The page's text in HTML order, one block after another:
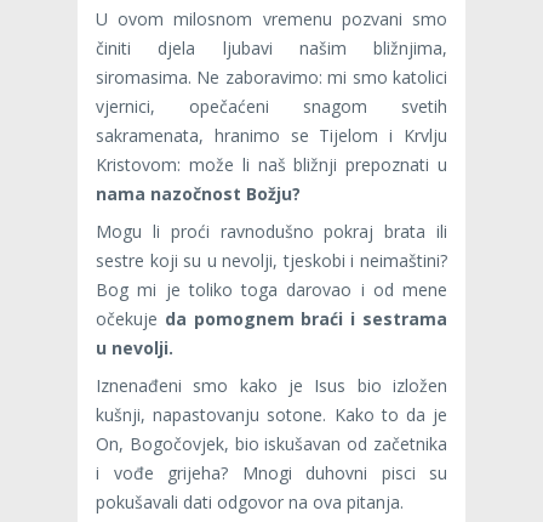
U ovom milosnom vremenu pozvani smo
činiti djela ljubavi našim bližnjima,
siromasima. Ne zaboravimo: mi smo katolici
vjernici, opečaćeni snagom svetih
sakramenata, hranimo se Tijelom i Krvlju
Kristovom: može li naš bližnji prepoznati u
nama nazočnost Božju?
Mogu li proći ravnodušno pokraj brata ili
sestre koji su u nevolji, tjeskobi i neimaštini?
Bog mi je toliko toga darovao i od mene
očekuje da pomognem braći i sestrama
u nevolji.
Iznenađeni smo kako je Isus bio izložen
kušnji, napastovanju sotone. Kako to da je
On, Bogočovjek, bio iskušavan od začetnika
i vođe grijeha? Mnogi duhovni pisci su
pokušavali dati odgovor na ova pitanja.